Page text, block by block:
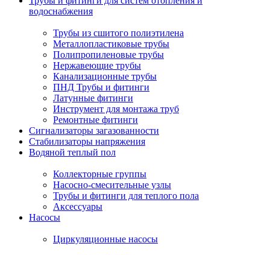
водоснабжения
Трубы из сшитого полиэтилена
Металлопластиковые трубы
Полипропиленовые трубы
Нержавеющие трубы
Канализационные трубы
ПНД Трубы и фитинги
Латунные фитинги
Инструмент для монтажа труб
Ремонтные фитинги
Сигнализаторы загазованности
Стабилизаторы напряжения
Водяной теплый пол
Коллекторные группы
Насосно-смесительные узлы
Трубы и фитинги для теплого пола
Аксессуары
Насосы
Циркуляционные насосы